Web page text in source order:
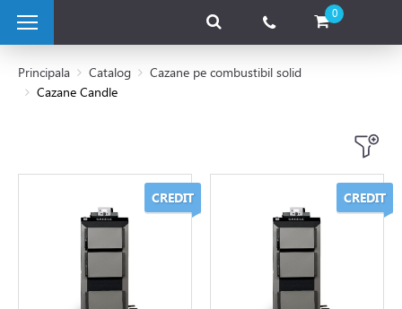
0
Principala Catalog
Cazane pe combustibil solid
Cazane Candle
CREDIT CREDIT